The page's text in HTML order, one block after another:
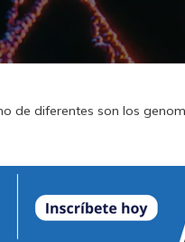
de diferentes son los